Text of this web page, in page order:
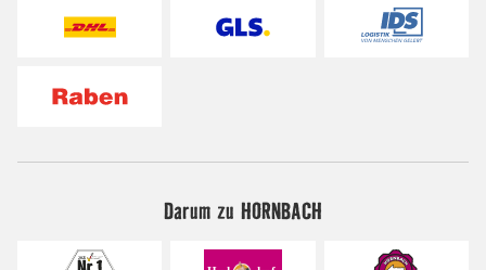
Darum zu HORNBACH